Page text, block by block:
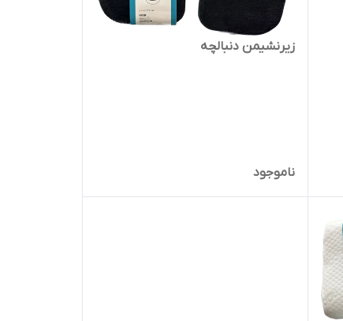
زیرنشیمن دنبالچه
ناموجود